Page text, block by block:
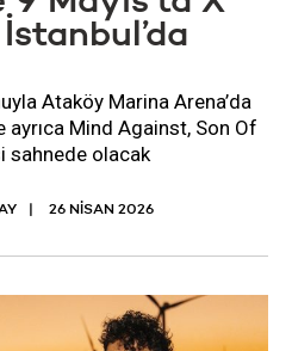
Ataköy Marina Arena’da
Mind Against, Son Of
sahnede olacak
26 NISAN 2026